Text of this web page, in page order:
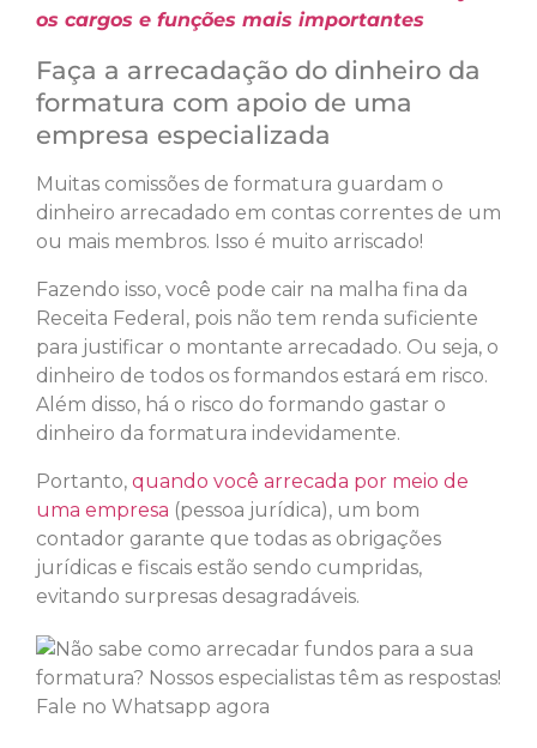
os cargos e funções mais importantes
Faça a arrecadação do dinheiro da
formatura com apoio de uma
empresa especializada
Muitas comissões de formatura guardam o
dinheiro arrecadado em contas correntes de um
ou mais membros. Isso é muito arriscado!
Fazendo isso, você pode cair na malha fina da
Receita Federal, pois não tem renda suficiente
para justificar o montante arrecadado. Ou seja, o
dinheiro de todos os formandos estará em risco.
Além disso, há o risco do formando gastar o
dinheiro da formatura indevidamente.
Portanto, quando você arrecada por meio de
uma empresa (pessoa jurídica), um bom
contador garante que todas as obrigações
jurídicas e fiscais estão sendo cumpridas,
evitando surpresas desagradáveis.